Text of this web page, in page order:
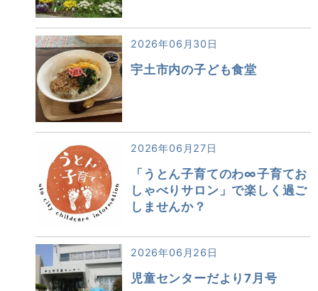
2026年06月30日
宇土市内の子ども食堂
2026年06月27日
「うとん子育てのわ∞子育てお
しゃべりサロン」で楽しく過ご
しませんか？
2026年06月26日
児童センターだより7月号